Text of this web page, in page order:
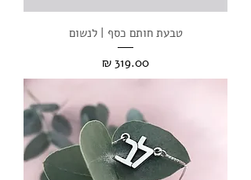
טבעת חותם כסף | לנשום
מחיר